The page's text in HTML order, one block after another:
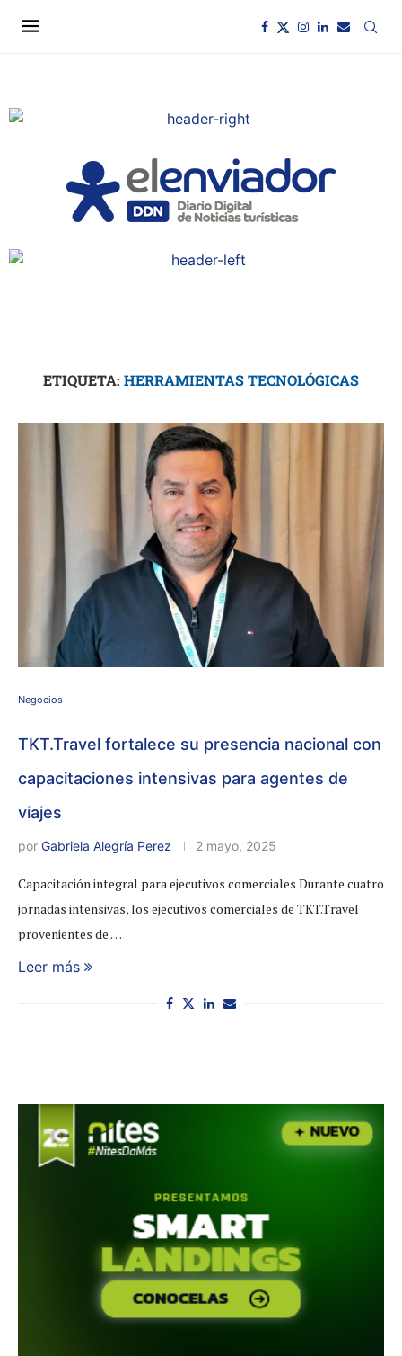
ETIQUETA: HERRAMIENTAS TECNOLÓGICAS
Negocios
TKT.Travel fortalece su presencia nacional con
capacitaciones intensivas para agentes de
viajes
por Gabriela Alegría Perez 2 mayo, 2025
Capacitación integral para ejecutivos comerciales Durante cuatro
jornadas intensivas, los ejecutivos comerciales de TKT.Travel
provenientes de …
Leer más